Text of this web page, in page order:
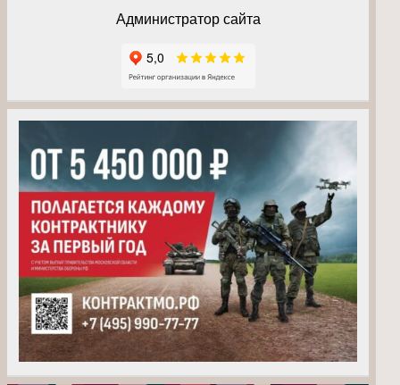
Администратор сайта